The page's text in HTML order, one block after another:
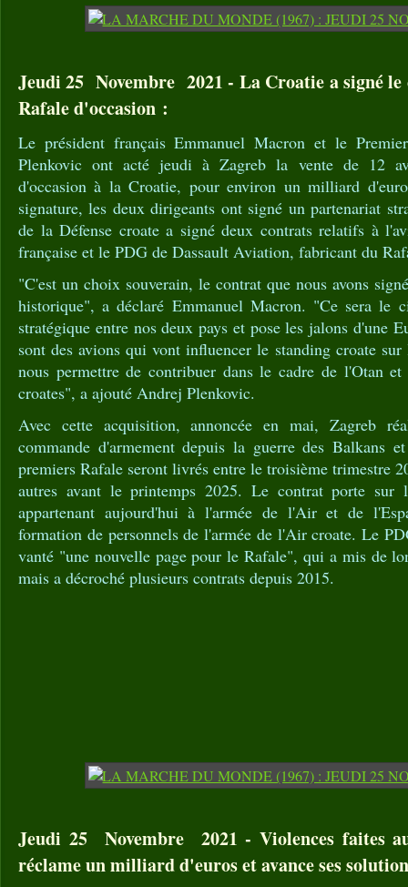
Jeudi 25 Novembre 2021 - La Croatie a signé
Rafale d'occasion :
Le président français Emmanuel Macron et le
Plenkovic ont acté jeudi à Zagreb la vente de 12
d'occasion à la Croatie, pour environ un milliard
signature, les deux dirigeants ont signé un partenariat
de la Défense croate a signé deux contrats relatifs à
française et le PDG de Dassault Aviation, fabricant du
"C'est un choix souverain, le contrat que nous avons
historique", a déclaré Emmanuel Macron. "Ce sera le
stratégique entre nos deux pays et pose les jalons d'une
sont des avions qui vont influencer le standing croate
nous permettre de contribuer dans le cadre de l'Otan et
croates", a ajouté Andrej Plenkovic.
Avec cette acquisition, annoncée en mai, Zagreb
commande d'armement depuis la guerre des Balkans
premiers Rafale seront livrés entre le troisième trimestre
autres avant le printemps 2025. Le contrat porte sur
appartenant aujourd'hui à l'armée de l'Air et de
formation de personnels de l'armée de l'Air croate. Le
vanté "une nouvelle page pour le Rafale", qui a mis de
mais a décroché plusieurs contrats depuis 2015.
Jeudi 25 Novembre 2021 - Violences faites
réclame un milliard d'euros et avance ses